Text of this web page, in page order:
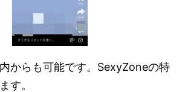
からも可能です。SexyZoneの特
す。